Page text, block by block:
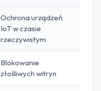
Ochrona urządzeń
IoT w czasie
rzeczywistym
Blokowanie
złośliwych witryn